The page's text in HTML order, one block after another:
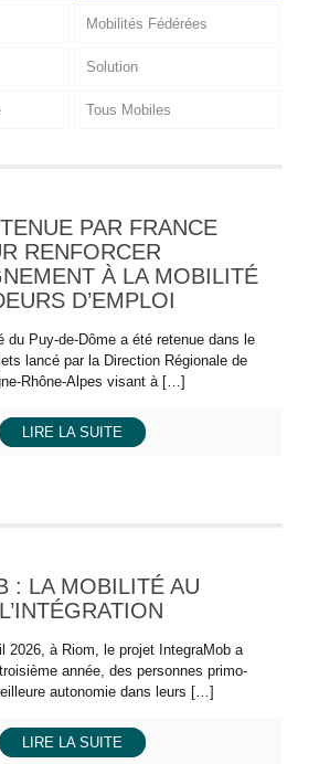
Mobilités Fédérées
Solution
Tous Mobiles
PAR FRANCE
RENFORCER
À LA MOBILITÉ
D’EMPLOI
du Puy-de-Dôme a été retenue dans le
lancé par la Direction Régionale de
Rhône-Alpes visant à […]
LIRE LA SUITE
: LA MOBILITÉ AU
2026, à Riom, le projet IntegraMob a
année, des personnes primo-
autonomie dans leurs […]
LIRE LA SUITE